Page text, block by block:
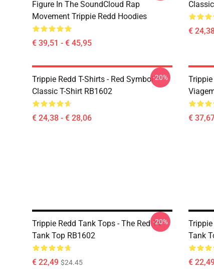
Figure In The SoundCloud Rap
Movement Trippie Redd Hoodies
€ 39,51 - € 45,95
€
Trippie Redd T-Shirts - Red Symbol
Classic T-Shirt RB1602
€ 24,38 - € 28,06
-20%
Trippie
€
Trippie Redd Tank Tops - The Red 14
Tank Top RB1602
€ 22,49 $24.45
-20%
Tank
€